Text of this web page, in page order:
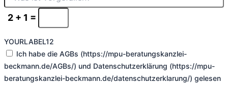
2 + 1 =
YOURLABEL12
Ich habe die AGBs (https://mpu-beratungskanzlei-
beckmann.de/AGBs/) und Datenschutzerklärung (https://mpu-
beratungskanzlei-beckmann.de/datenschutzerklarung/) gelesen